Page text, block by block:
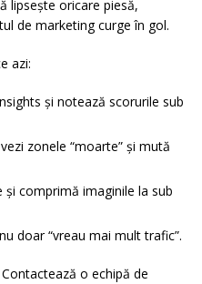
lipsește oricare piesă,
de marketing curge în gol.
azi:
și notează scorurile sub
zonele “moarte” și mută
comprimă imaginile la sub
doar “vreau mai mult trafic”.
o echipă de